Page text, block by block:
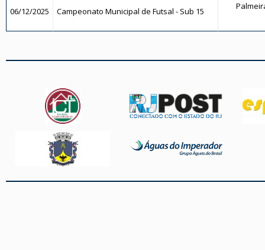
06/12/2025 Campeonato Municipal de Futsal - Sub 15